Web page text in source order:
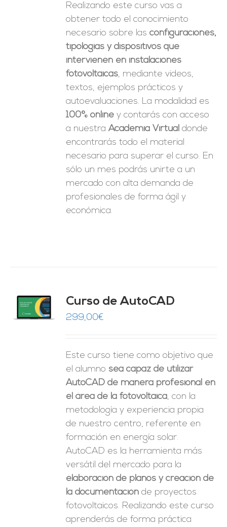
Realizando este curso vas a
obtener todo el conocimiento
necesario sobre lasconfiguraciones,
tipologías y dispositivos que
intervienen en instalaciones
fotovoltaicas, mediante videos,
textos, ejemplos prácticos y
autoevaluaciones. La modalidad es
100% online y contarás con acceso
a nuestraAcademia Virtual donde
encontrarás todo el material
necesario para superar el curso. En
sólo un mes podrás unirte a un
mercado con alta demanda de
profesionales de forma ágil y
económica.
Curso de AutoCAD
299,00€
Este curso tiene como objetivo que
el alumno sea capaz de utilizar
AutoCAD de manera profesional en
el área de la fotovoltaica, con la
metodología y experiencia propia
de nuestro centro, referente en
formación en energía solar.
AutoCAD es la herramienta más
versátil del mercado para la
elaboración de planos y creación de
la documentación de proyectos
fotovoltaicos. Realizando este curso
aprenderás de forma práctica